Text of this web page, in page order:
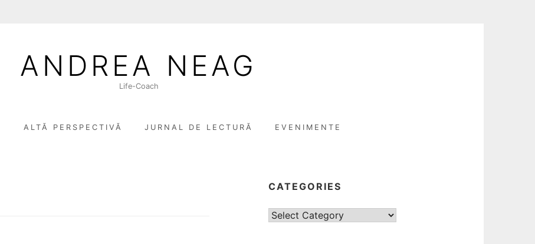
ANDREA NEAG
Life-Coach
ALTĂ PERSPECTIVĂ JURNAL DE LECTURĂ EVENIMENTE
CATEGORIES
Categories